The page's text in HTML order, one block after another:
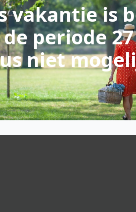
vakantie is
periode
niet